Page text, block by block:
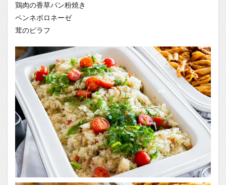
鶏肉の香草パン粉焼き
ペンネボロネーゼ
茸のピラフ